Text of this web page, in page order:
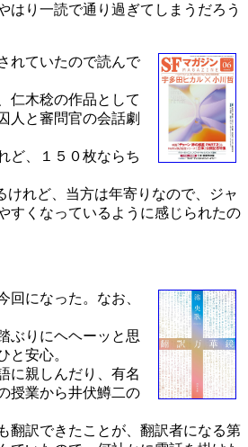
はり一読で通り過ぎてしまうだろう
れていたので読んで
仁木稔の作品として
人と審問官の会話劇
ど、１５０枚ならち
れど、当方は年寄りなので、ジャ
すくなっているように感じられたの
になった。なお、
ぶりにヘヘーッと思
と安心。
に親しんだり、有名
授業から井伏鱒二の
翻訳できたことが、翻訳者になる第